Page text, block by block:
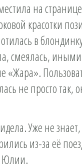
на
красотки
в
смеялась,
«Жара».
не просто так,
Уже не
из-за её
Юлии.